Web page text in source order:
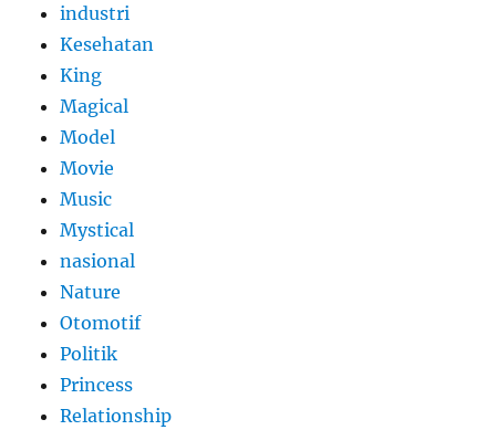
industri
Kesehatan
King
Magical
Model
Movie
Music
Mystical
nasional
Nature
Otomotif
Politik
Princess
Relationship